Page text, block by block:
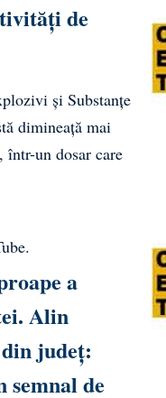
de
și Substanțe
dimineață mai
un dosar care
.
a
Alin
județ:
semnal de